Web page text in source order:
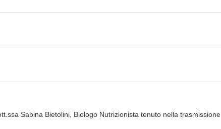
Sabina Bietolini, Biologo Nutrizionista tenuto nella trasmissione